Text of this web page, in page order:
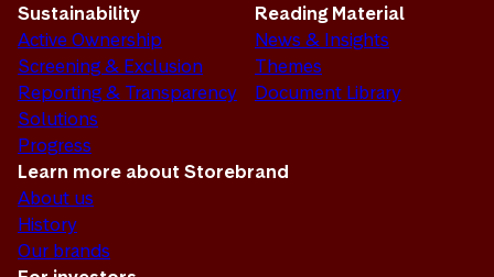
Sustainability
Active Ownership
Screening & Exclusion
Reporting & Transparency
Solutions
Progress
Reading Material
News & Insights
Themes
Document Library
Learn more about Storebrand
About us
History
Our brands